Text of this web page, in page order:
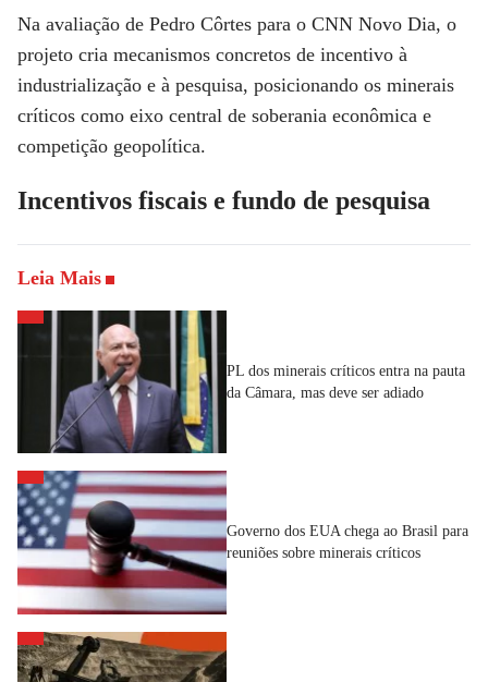
Na avaliação de Pedro Côrtes para o CNN Novo Dia, o
projeto cria mecanismos concretos de incentivo à
industrialização e à pesquisa, posicionando os minerais
críticos como eixo central de soberania econômica e
competição geopolítica.
Incentivos fiscais e fundo de pesquisa
Leia Mais
PL dos minerais críticos entra na pauta
da Câmara, mas deve ser adiado
Governo dos EUA chega ao Brasil para
reuniões sobre minerais críticos